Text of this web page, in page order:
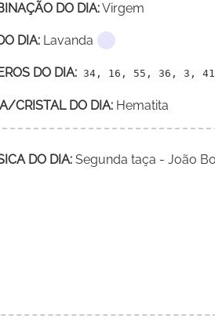
DO DIA:Virgem
DIA: Lavanda
DO DIA: 34, 16, 55, 36, 3, 41
CRISTAL DO DIA: Hematita
DO DIA: Segunda taça - João